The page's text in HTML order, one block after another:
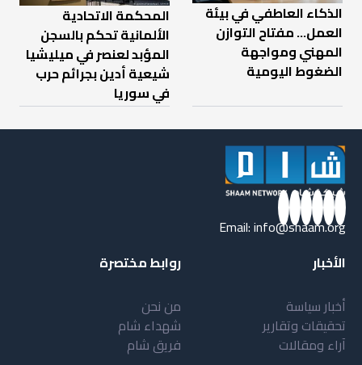
الذكاء العاطفي في بيئة
العمل… مفتاح التوازن
المهني ومواجهة
الضغوط اليومية
المحكمة الاتحادية
الألمانية تحكم بالسجن
المؤبد لعنصر في ميليشيا
شيعية أدين بجرائم حرب
في سوريا
Email:info@shaam.org
الأخبار
أخبار سياسة
تحقيقات وتقارير
آراء ومقالات
روابط مختصرة
من نحن
شهداء شام
فريق شام